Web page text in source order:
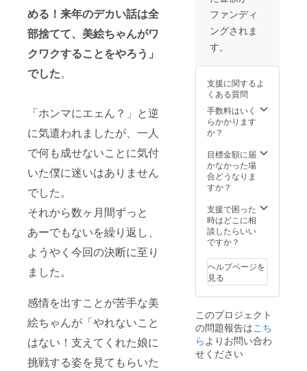
める！来年のデカい話は全
部捨てて、美絵ちゃんがワ
クワクすることをやろう」
でした。
「ホンマにエェん？」と逆
に気遣われましたが、一人
で何も成せないことに気付
いた僕に迷いはありません
でした。
それから数ヶ月間ずっと
あーでもないを繰り返し、
ようやく今回の決断に至り
ました。
感情を出すことが苦手な美
絵ちゃんが「やれないこと
はない！支えてくれた娘に
挑戦する姿を見てもらいた
も、還
元麦芽
糖水
砂糖、
末、食
塩、≪
よもぎ
≫さつ
ま芋(九
小麦
粉、小
豆あん
(砂糖、
還元麦
芽糖水
飴、食
塩)、も
砂糖、
よも
ぎ、食
さつま
芋(九州
産)、小
麦粉、
小豆あ
・本品
製造工
場で
は、オ
ゼラチ
ン、
アーモ
ンドを
含む製
造して
いま
す。 ・
高温で
ると油
脂分が
染み出
る場合
います
が、品
せん。
・賞味
期限は
未開封
で保存
ださ
い。 販
売者：
(株)デイ
阪市北
区西天
満3-13-
20 AS
ビル2F
(株)オー
ルハー
ツ・カ
ンパ
島平田
屋工場
静岡県
三島市
平成台7
・本品
製造工
レン
ジ、く
るみ、
ゼラチ
ン、
アーモ
(Na)、
(一部に
小麦・
乳成
まいも
を含む)
消費期
限：
パッ
ケージ
法：冷
暗所に
て保存
進堂 松
島店 藤
田浩太
郎 090-
7858-
7011 宮
島町松
島字町
内
112022
-355-
8335 熊
本いき
の当る
所、高
温多湿
はさけ
て下さ
い。 製
造者：
出島屋
菓舗 代
長崎県
雲仙市
小浜町
問い合
わせ先
TEL
0957-
3423 ※
開封後
は賞味
期限に
らず、
お早め
にお召
し上が
パッ
ケージ
を必ず
きまう
ようお
願いい
たしま
す。 ＝
食品表
パパ
しっと
り濃厚
名称：
洋生菓
子 原材
料名：
ラル
チーズ
(オース
トラ リ
造)、 全
卵、麦
芽糖、
砂糖、
小麦
げてく
ださ
い！ ■
ズ：名
ズ ・掲
載期
間：
キッチ
ンカー
るまで
※ニック
ネーム
での掲
能で
す。 ※
掲載す
るお名
考欄に
必ずご
記入く
ださ
たしま
す。 ■
詳細 ・
ウン
（ガル
ウィン
グ部・
車体
部）一
用 ・掲
載期
間：
キッチ
が壊れ
るまで
※掲載内
容は
にて打
合せさ
せてい
ただき
※ネット
ワーク
販売ま
たは企
業イ
ファンディ
ングされま
す。
支援に関するよ
くある質問
手数料はいく
らかかります
か？
目標金額に届
かなかった場
合どうなりま
すか？
支援で困った
時はどこに相
談したらいい
ですか？
ヘルプページを
見る
このプロジェクト
の問題報告はこち
ら よりお問い合わ
せください